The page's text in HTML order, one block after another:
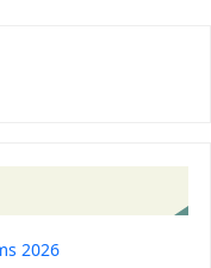
2026